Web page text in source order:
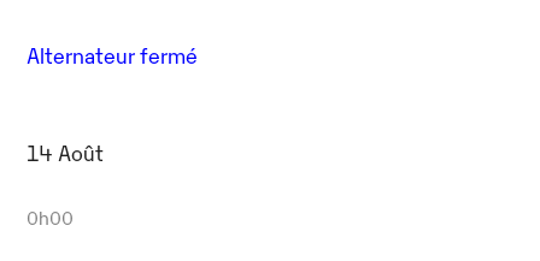
Alternateur fermé
14 Août
0h00